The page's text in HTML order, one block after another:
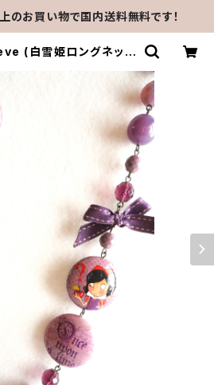
のお買い物で国内送料無料です！
(白雪姫ロングネック